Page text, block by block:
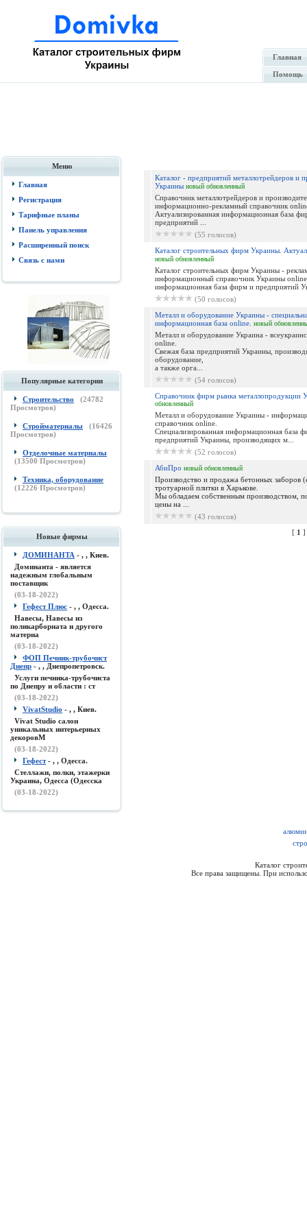
Главная
Помощь
Меню
Главная
Регистрация
Тарифные планы
Панель управления
Расширенный поиск
Связь с нами
Популярные категории
Строительство (24782
Просмотров)
Стройматериалы (16426
Просмотров)
Отделочные материалы
(13500 Просмотров)
Техника, оборудование
(12226 Просмотров)
Новые фирмы
ДОМИНАНТА - , , Киев.
Доминанта - является
надежным глобальным
поставщик
(03-18-2022)
Гефест Плюс - , , Одесса.
Навесы, Навесы из
поликарборната и другого
материа
(03-18-2022)
ФОП Печник-трубочист
Днепр - , , Днепропетровск.
Услуги печника-трубочиста
по Днепру и области : ст
(03-18-2022)
VivatStudio - , , Киев.
Vivat Studio салон
уникальных интерьерных
декоровМ
(03-18-2022)
Гефест- , , Одесса.
Стеллажи, полки, этажерки
Украина, Одесса (Одесска
(03-18-2022)
Каталог - предприятий металлотрейдеров и
Украины новый обновленный
Справочник металлотрейдеров и
информационно-рекламный справочник
Актуализированная информационная база
предприятий ...
(55 голосов)
Каталог строительных фирм Украины.
новый обновленный
Каталог строительных фирм Украины -
информационный справочник Украины
информационная база фирм и предприятий
(50 голосов)
Металл и оборудование Украины -
информационная база online. новый
Металл и оборудование Украина -
online.
Свежая база предприятий Украины,
оборудование,
а также орга...
(54 голосов)
Справочник фирм рынка металлопродукции
обновленный
Металл и оборудование Украины -
справочник online.
Специализированная информационная база
предприятий Украины, производящих м...
(52 голосов)
АбиПро новый обновленный
Производство и продажа бетонных заборов
тротуарной плитки в Харькове.
Мы обладаем собственным производством,
цены на ...
(43 голосов)
[ 1 ]
Каталог
Все права защищены. При